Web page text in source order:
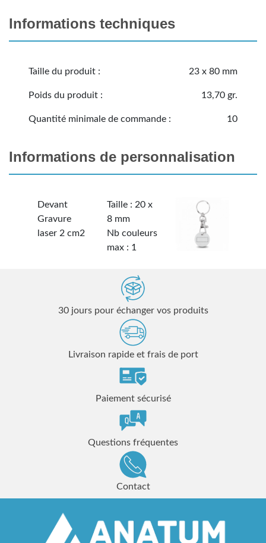
Informations techniques
Taille du produit : 23 x 80 mm
Poids du produit : 13,70 gr.
Quantité minimale de commande : 10
Informations de personnalisation
Devant
Gravure
laser 2 cm2
Taille : 20 x
8 mm
Nb couleurs
max : 1
30 jours pour échanger vos produits
Livraison rapide et frais de port
Paiement sécurisé
Questions fréquentes
Contact